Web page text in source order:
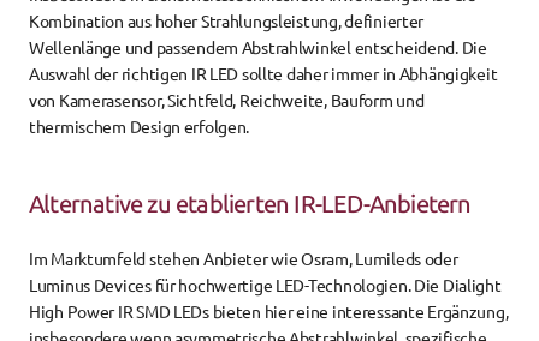
Kombination aus hoher Strahlungsleistung, definierter
Wellenlänge und passendem Abstrahlwinkel entscheidend. Die
Auswahl der richtigen IR LED sollte daher immer in Abhängigkeit
von Kamerasensor, Sichtfeld, Reichweite, Bauform und
thermischem Design erfolgen.
Alternative zu etablierten IR-LED-Anbietern
Im Marktumfeld stehen Anbieter wie Osram, Lumileds oder
Luminus Devices für hochwertige LED-Technologien. Die Dialight
High Power IR SMD LEDs bieten hier eine interessante Ergänzung,